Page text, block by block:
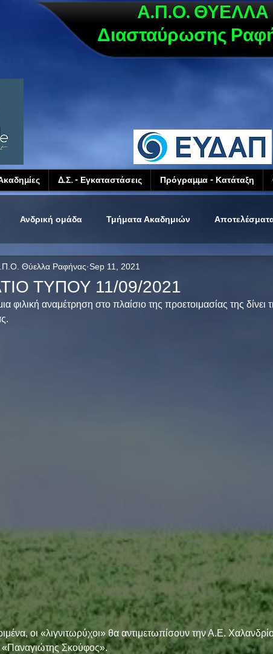
Α.Π.Ο. ΘΥΕΛΛΑ
Διασταύρωσης
Δ.Σ. - Εγκαταστάσεις Πρόγραμμα - Κατάταξη
Ανδρική ομάδα Τμήματα Ακαδημιών
ΤΥΠΟΥ 11/09/2021
Θύελλα Ραφήνας Sep 11, 2021
φιλική αναμέτρηση στο πλαίσιο της προετοιμασίας της
οι «λιγνιτωρύχοι» θα αντιμετωπίσουν την Α.Ε.
«Παναγιώτης Σκούφος».